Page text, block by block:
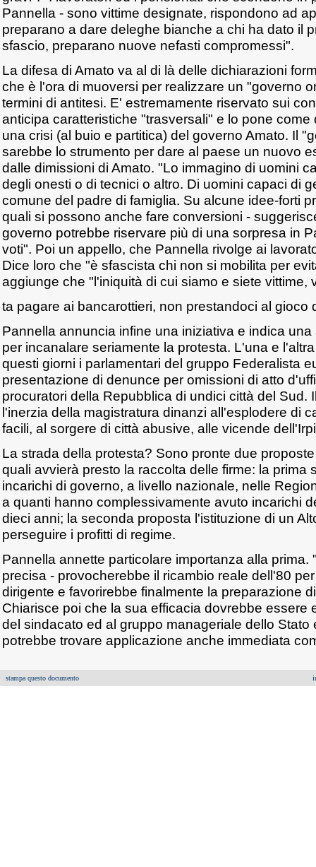
Pannella - sono vittime designate, rispondono ad
preparano a dare deleghe bianche a chi ha dato il
sfascio, preparano nuove nefasti compromessi".
La difesa di Amato va al di là delle dichiarazioni
che è l'ora di muoversi per realizzare un "governo
termini di antitesi. E' estremamente riservato sui
anticipa caratteristiche "trasversali" e lo pone come
una crisi (al buio e partitica) del governo Amato. Il
sarebbe lo strumento per dare al paese un nuovo
dalle dimissioni di Amato. "Lo immagino di uomini
degli onesti o di tecnici o altro. Di uomini capaci di
comune del padre di famiglia. Su alcune idee-forti
quali si possono anche fare conversioni -
governo potrebbe riservare più di una sorpresa in
voti". Poi un appello, che Pannella rivolge ai
Dice loro che "è sfascista chi non si mobilita per
aggiunge che "l'iniquità di cui siamo e siete vittime,
ta pagare ai bancarottieri, non prestandoci al gioco
Pannella annuncia infine una iniziativa e indica
per incanalare seriamente la protesta. L'una e
questi giorni i parlamentari del gruppo Federalista
presentazione di denunce per omissioni di atto
procuratori della Repubblica di undici città del Sud.
l'inerzia della magistratura dinanzi all'esplodere di
facili, al sorgere di città abusive, alle vicende
La strada della protesta? Sono pronte due
quali avvierà presto la raccolta delle firme: la prima
incarichi di governo, a livello nazionale, nelle
a quanti hanno complessivamente avuto incarichi
dieci anni; la seconda proposta l'istituzione di un
perseguire i profitti di regime.
Pannella annette particolare importanza alla prima.
precisa - provocherebbe il ricambio reale dell'80
dirigente e favorirebbe finalmente la preparazione
Chiarisce poi che la sua efficacia dovrebbe essere
del sindacato ed al gruppo manageriale dello Stato
potrebbe trovare applicazione anche immediata
stampa questo documento